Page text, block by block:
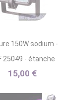
150W sodium -
25049 - étanche
15,00 €